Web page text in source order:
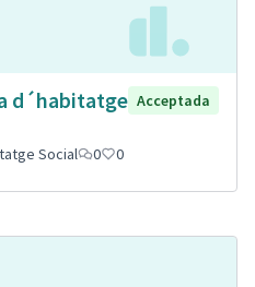
d´habitatge Acceptada
Social 0 0